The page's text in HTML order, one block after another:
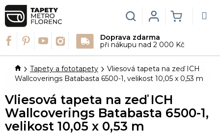
Přejít
na
obsah
Doprava zdarma
při nákupu nad 2 000 Kč
Hledat
KOŠÍK
Login
DomůTapety a fototapety
Vliesová tapeta na zeď ICH
Wallcoverings Batabasta 6500-1, velikost 10,05 x 0,53 m
Vliesová tapeta na zeď ICH
Wallcoverings Batabasta 6500-1,
velikost 10,05 x 0,53 m